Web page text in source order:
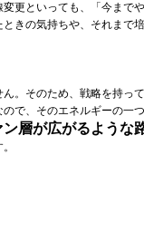
更といっても、「今まで
きの気持ちや、それまで
。そのため、戦略を持っ
で、そのエネルギーの一
層が広がるような